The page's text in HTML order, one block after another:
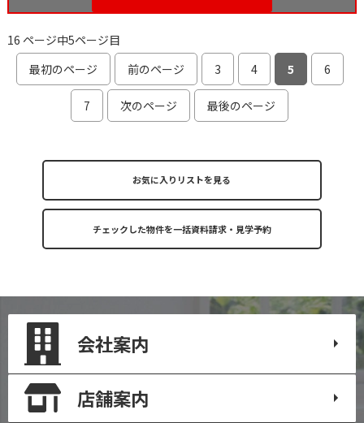
16 ページ中5ページ目
最初のページ
前のページ 3 4 5 6
7 次のページ 最後のページ
お気に入りリストを見る
会社案内
店舗案内